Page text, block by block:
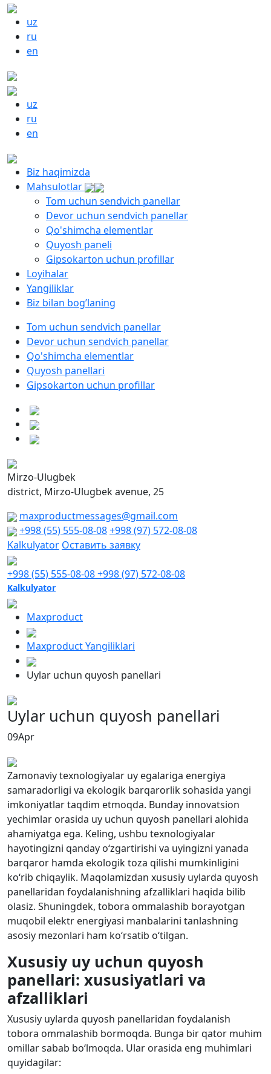
uz
ru
en
uz
ru
en
Biz haqimizda
Mahsulotlar
Tom uchun sendvich panellar
Devor uchun sendvich panellar
Qo'shimcha elementlar
Quyosh paneli
Gipsokarton uchun profillar
Loyihalar
Yangiliklar
Biz bilan bog’laning
Tom uchun sendvich panellar
Devor uchun sendvich panellar
Qo'shimcha elementlar
Quyosh panellari
Gipsokarton uchun profillar
Mirzo-Ulugbek
district, Mirzo-Ulugbek avenue, 25
maxproductmessages@gmail.com
+998 (55) 555-08-08+998 (97) 572-08-08
Kalkulyator Оставить заявку
+998 (55) 555-08-08+998 (97) 572-08-08
Kalkulyator
Maxproduct
Maxproduct Yangiliklari
Uylar uchun quyosh panellari
Uylar uchun quyosh panellari
09Apr
Zamonaviy texnologiyalar uy egalariga energiya
samaradorligi va ekologik barqarorlik sohasida yangi
imkoniyatlar taqdim etmoqda. Bunday innovatsion
yechimlar orasida uy uchun quyosh panellari alohida
ahamiyatga ega. Keling, ushbu texnologiyalar
hayotingizni qanday o‘zgartirishi va uyingizni yanada
barqaror hamda ekologik toza qilishi mumkinligini
ko‘rib chiqaylik. Maqolamizdan xususiy uylarda quyosh
panellaridan foydalanishning afzalliklari haqida bilib
olasiz. Shuningdek, tobora ommalashib borayotgan
muqobil elektr energiyasi manbalarini tanlashning
asosiy mezonlari ham ko‘rsatib o‘tilgan.
Xususiy uy uchun quyosh
panellari: xususiyatlari va
afzalliklari
Xususiy uylarda quyosh panellaridan foydalanish
tobora ommalashib bormoqda. Bunga bir qator muhim
omillar sabab bo‘lmoqda. Ular orasida eng muhimlari
quyidagilar: